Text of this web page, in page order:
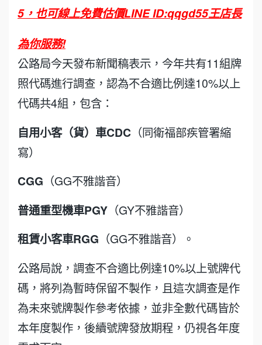
5，也可線上免費估價LINE ID:qqgd55王店長
為你服務!
公路局今天發布新聞稿表示，今年共有11組牌
照代碼進行調查，認為不合適比例達10%以上
代碼共4組，包含：
自用小客（貨）車CDC （同衛福部疾管署縮
寫）
CGG （GG不雅諧音）
普通重型機車PGY （GY不雅諧音）
租賃小客車RGG （GG不雅諧音）。
公路局說，調查不合適比例達10%以上號牌代
碼，將列為暫時保留不製作，且這次調查是作
為未來號牌製作參考依據，並非全數代碼皆於
本年度製作，後續號牌發放期程，仍視各年度